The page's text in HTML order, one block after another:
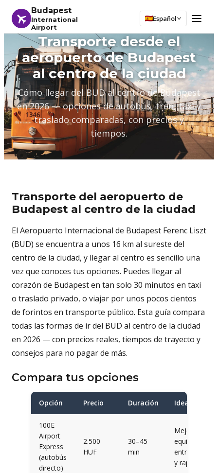
Budapest
International
Airport
Español
Transporte desde el
aeropuerto de Budapest
al centro de la ciudad
Cómo llegar del BUD al centro de Budapest
en 2026 — opciones de autobús, tren, taxi y
traslado comparadas, con precios y
tiempos.
Transporte del aeropuerto de
Budapest al centro de la ciudad
El Aeropuerto Internacional de Budapest Ferenc Liszt
(BUD) se encuentra a unos 16 km al sureste del
centro de la ciudad, y llegar al centro es sencillo una
vez que conoces tus opciones. Puedes llegar al
corazón de Budapest en tan solo 30 minutos en taxi
o traslado privado, o viajar por unos pocos cientos
de forintos en transporte público. Esta guía compara
todas las formas de ir del BUD al centro de la ciudad
en 2026 — con precios reales, tiempos de trayecto y
consejos para no pagar de más.
Compara tus opciones
Opción Precio Duración Ideal para
100E
Airport
Express
(autobús
directo)
2.500
HUF
30–45
min
Mejor
equilibrio
entre precio
y rapidez